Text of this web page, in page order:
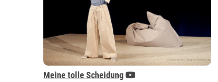
Meine tolle Scheidung